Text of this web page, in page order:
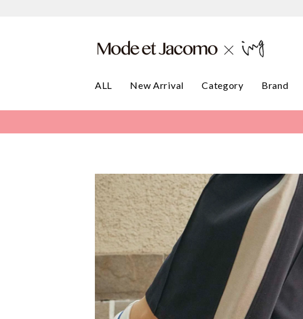
ALL New Arrival Category Brand